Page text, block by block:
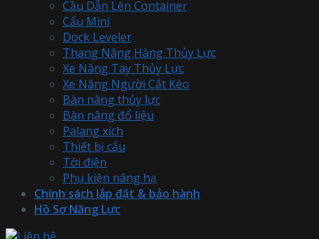
Cầu Dẫn Lên Container
Cẩu Mini
Dock Leveler
Thang Nâng Hàng Thủy Lực
Xe Nâng Tay Thủy Lực
Xe Nâng Người Cắt Kéo
Bàn nâng thủy lực
Bàn nâng đổ liệu
Palang xích
Thiết bị cẩu
Tời điện
Phụ kiện nâng hạ
Chính sách lắp đặt & bảo hành
Hồ Sơ Năng Lực